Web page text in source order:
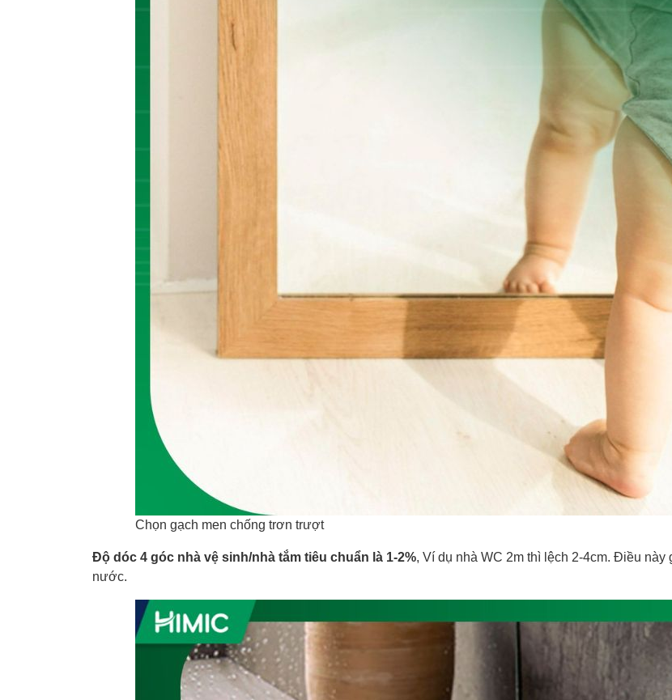
Chọn gạch men chống trơn trượt
Độ dóc 4 góc nhà vệ sinh/nhà tắm tiêu chuẩn là 1-2%, Ví dụ nhà WC 2m thì lệch 2-4cm. Điều
nước.